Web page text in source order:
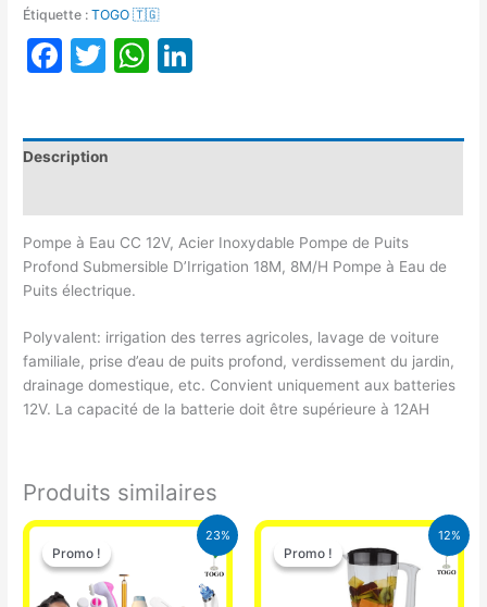
Étiquette :TOGO 🇹🇬
Facebook
TwitterWhatsApp
Description
Pompe à Eau CC 12V, Acier Inoxydable Pompe de Puits
Profond Submersible D’Irrigation 18M, 8M/H Pompe à Eau de
Puits électrique.
Polyvalent: irrigation des terres agricoles, lavage de voiture
familiale, prise d’eau de puits profond, verdissement du jardin,
drainage domestique, etc. Convient uniquement aux batteries
12V. La capacité de la batterie doit être supérieure à 12AH
Produits similaires
23%
Promo !
Promo !
Le
prix
initial
était :
65.000 CFA.
Le
prix
actuel
est :
49.900 CFA.
12%
Promo !
Promo !
Le
prix
initial
était :
25.000 CFA.
Le
prix
actuel
est :